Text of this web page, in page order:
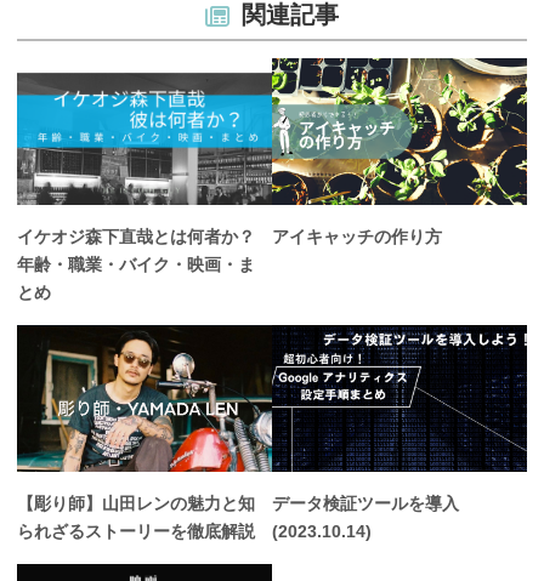
関連記事
イケオジ森下直哉とは何者か？
年齢・職業・バイク・映画・ま
とめ
アイキャッチの作り方
【彫り師】山田レンの魅力と知
られざるストーリーを徹底解説
データ検証ツールを導入
(2023.10.14)